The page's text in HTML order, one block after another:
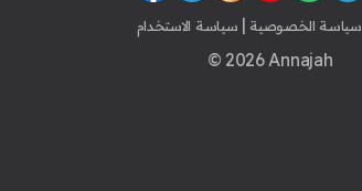
سياسة الخصوصية | سياسة الاستخدام
© 2026 Annajah